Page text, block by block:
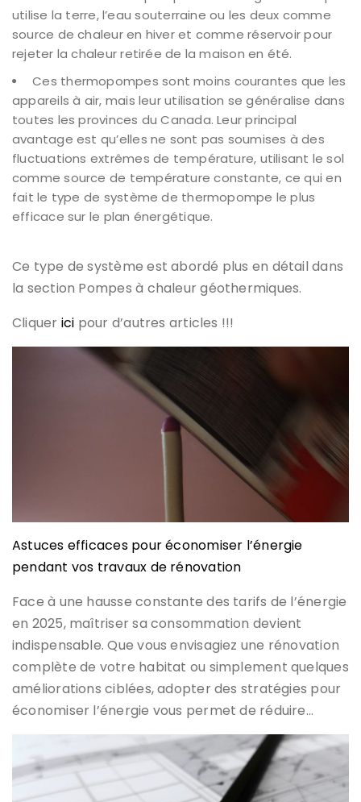
utilise la terre, l’eau souterraine ou les deux comme
source de chaleur en hiver et comme réservoir pour
rejeter la chaleur retirée de la maison en été.
Ces thermopompes sont moins courantes que les
appareils à air, mais leur utilisation se généralise dans
toutes les provinces du Canada. Leur principal
avantage est qu’elles ne sont pas soumises à des
fluctuations extrêmes de température, utilisant le sol
comme source de température constante, ce qui en
fait le type de système de thermopompe le plus
efficace sur le plan énergétique.
Ce type de système est abordé plus en détail dans
la section Pompes à chaleur géothermiques.
Cliquer ici pour d’autres articles !!!
Astuces efficaces pour économiser l’énergie
pendant vos travaux de rénovation
Face à une hausse constante des tarifs de l’énergie
en 2025, maîtriser sa consommation devient
indispensable. Que vous envisagiez une rénovation
complète de votre habitat ou simplement quelques
améliorations ciblées, adopter des stratégies pour
économiser l’énergie vous permet de réduire…